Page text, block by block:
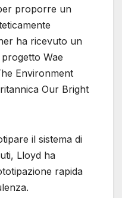
proporre un
ha ricevuto un
Wae
Environment
Our Bright
il sistema di
Lloyd ha
rapida